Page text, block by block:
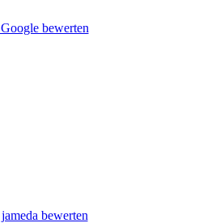
bewerten
bewerten